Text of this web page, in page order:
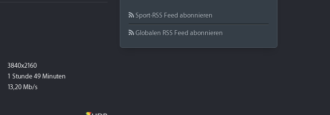
3840x2160
1 Stunde 49 Minuten
13,20 Mb/s
Sport-RSS Feed abonnieren
Globalen RSS Feed abonnieren